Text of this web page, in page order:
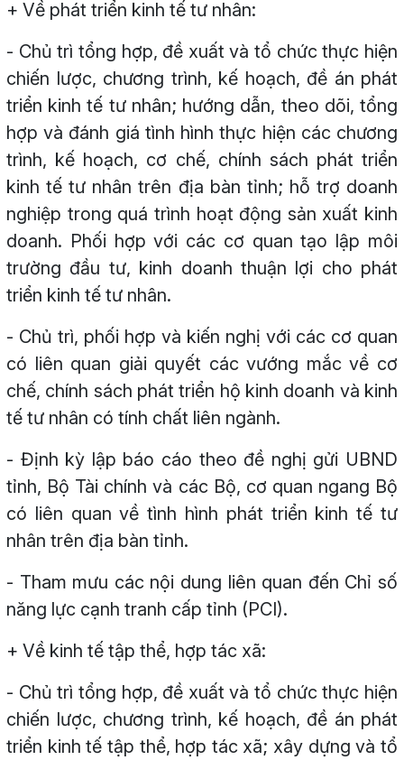
+ Về phát triển kinh tế tư nhân:
- Chủ trì tổng hợp, đề xuất và tổ chức thực hiện
chiến lược, chương trình, kế hoạch, đề án phát
triển kinh tế tư nhân; hướng dẫn, theo dõi, tổng
hợp và đánh giá tình hình thực hiện các chương
trình, kế hoạch, cơ chế, chính sách phát triển
kinh tế tư nhân trên địa bàn tỉnh; hỗ trợ doanh
nghiệp trong quá trình hoạt động sản xuất kinh
doanh. Phối hợp với các cơ quan tạo lập môi
trường đầu tư, kinh doanh thuận lợi cho phát
triển kinh tế tư nhân.
- Chủ trì, phối hợp và kiến nghị với các cơ quan
có liên quan giải quyết các vướng mắc về cơ
chế, chính sách phát triển hộ kinh doanh và kinh
tế tư nhân có tính chất liên ngành.
- Định kỳ lập báo cáo theo đề nghị gửi UBND
tỉnh, Bộ Tài chính và các Bộ, cơ quan ngang Bộ
có liên quan về tình hình phát triển kinh tế tư
nhân trên địa bàn tỉnh.
- Tham mưu các nội dung liên quan đến Chỉ số
năng lực cạnh tranh cấp tỉnh (PCI).
+ Về kinh tế tập thể, hợp tác xã:
- Chủ trì tổng hợp, đề xuất và tổ chức thực hiện
chiến lược, chương trình, kế hoạch, đề án phát
triển kinh tế tập thể, hợp tác xã; xây dựng và tổ